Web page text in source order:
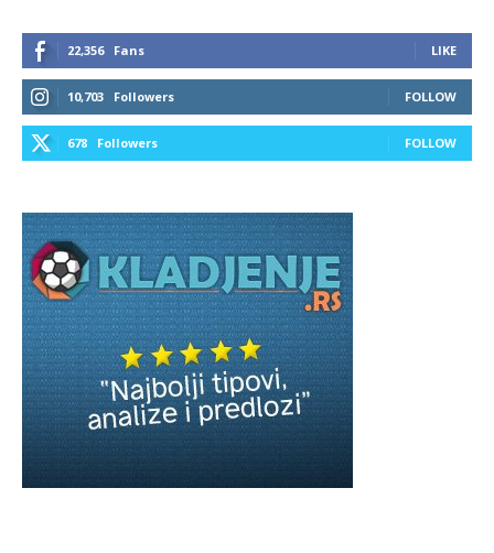
22,356 Fans LIKE
10,703 Followers FOLLOW
678 Followers FOLLOW